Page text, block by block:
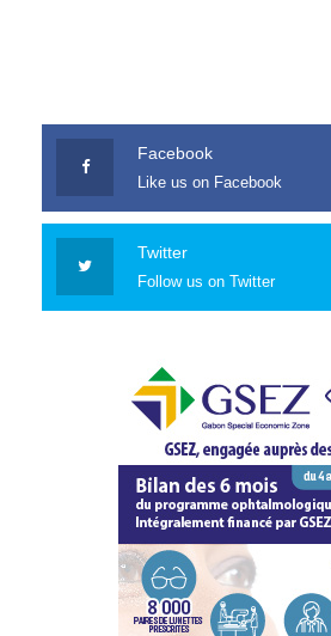
Facebook
Like us on Facebook
Twitter
Follow us on Twitter